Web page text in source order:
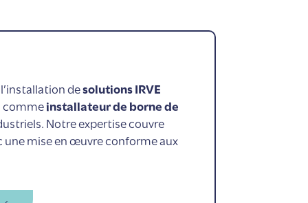
desolutions IRVE
commeinstallateur de borne de
Notre expertise couvre
une mise en œuvre conforme aux